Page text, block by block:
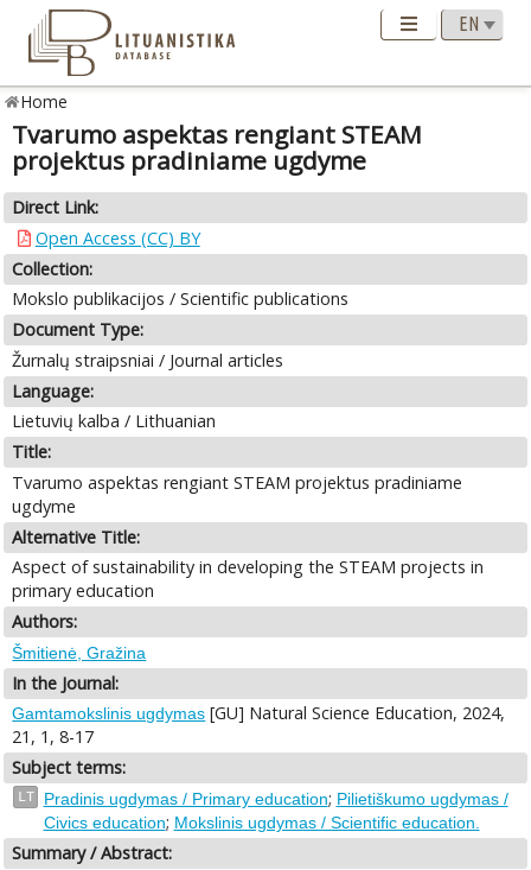
Home
Tvarumo aspektas rengiant STEAM
projektus pradiniame ugdyme
Direct Link:
Open Access (CC) BY
Collection:
Mokslo publikacijos / Scientific publications
Document Type:
Žurnalų straipsniai / Journal articles
Language:
Lietuvių kalba / Lithuanian
Title:
Tvarumo aspektas rengiant STEAM projektus pradiniame
ugdyme
Alternative Title:
Aspect of sustainability in developing the STEAM projects in
primary education
Authors:
Šmitienė, Gražina
In the Journal:
Gamtamokslinis ugdymas [GU] Natural Science Education, 2024,
21, 1, 8-17
Subject terms:
LT Pradinis ugdymas / Primary education; Pilietiškumo ugdymas /
Civics education; Mokslinis ugdymas / Scientific education.
Summary / Abstract: